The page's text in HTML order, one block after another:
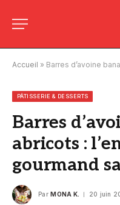
Accueil » Barres d’avoine banane et
PÂTISSERIE & DESSERTS
Barres
abricots :
gourmand
Par MONA K. 20 juin